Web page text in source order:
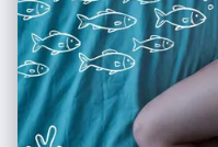
sky with wispy, streaky cirrus clouds", "weather":
"lighting": { "type": "Natural hard sunlight", "direction": "Side lighting
(from the left)", "quality": "High contrast, creating distinct shadows on
the face and neck, illuminating the profile",
"Daylight balanced (approx 5500K)" },
"lens_focal_length": "50mm or 85mm
f/4 (Subject sharp, background slightly